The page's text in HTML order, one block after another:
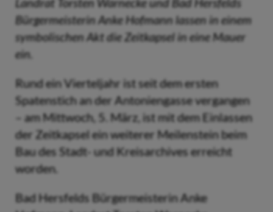
Bürgermeisterin Anke Hofmann lassen in einem
symbolischen Akt die Zeitkapsel in eine Mauer
ein.
Rund ein Vierteljahr ist seit dem ersten
Spatenstich an der Antoniengasse vergangen
– am Mittwoch, 5. März, ist mit dem Einlassen
der Zeitkapsel ein weiterer Meilenstein beim
Bau des Stadt- und Kreisarchives erreicht
worden.
Bad Hersfelds Bürgermeisterin Anke